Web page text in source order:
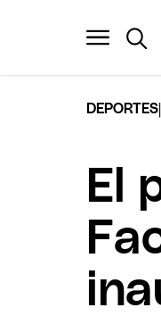
DEPORTES
El